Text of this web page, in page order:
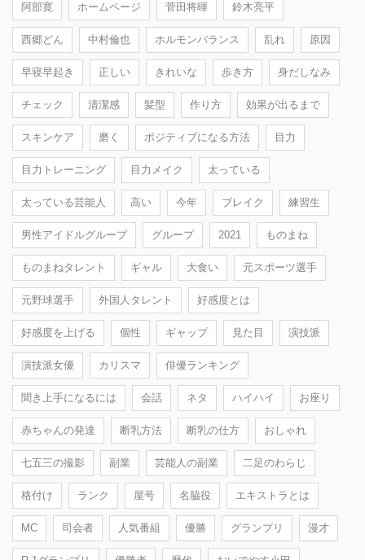
阿部寛 ホームページ 菅田将暉 鈴木亮平
西郷どん 中村倫也 ホルモンバランス 乱れ 原因
早寝早起き 正しい きれいな 歩き方 身だしなみ
チェック 清潔感 髪型 作り方 効果が出るまで
スキンケア 磨く ポジティブになる方法 目力
目力トレーニング 目力メイク 太っている
太っている芸能人 高い 今年 ブレイク 練習生
男性アイドルグループ グループ 2021 ものまね
ものまねタレント ギャル 大食い 元スポーツ選手
元野球選手 外国人タレント 好感度とは
好感度を上げる 個性 ギャップ 見た目 演技派
演技派女優 カリスマ 俳優ランキング
聞き上手になるには 会話 ネタ ハイハイ お座り
赤ちゃんの発達 断乳方法 断乳の仕方 おしゃれ
七五三の撮影 副業 芸能人の副業 二足のわらじ
格付け ランク 屋号 名脇役 エキストラとは
MC 司会者 人気番組 優勝 グランプリ 漫才